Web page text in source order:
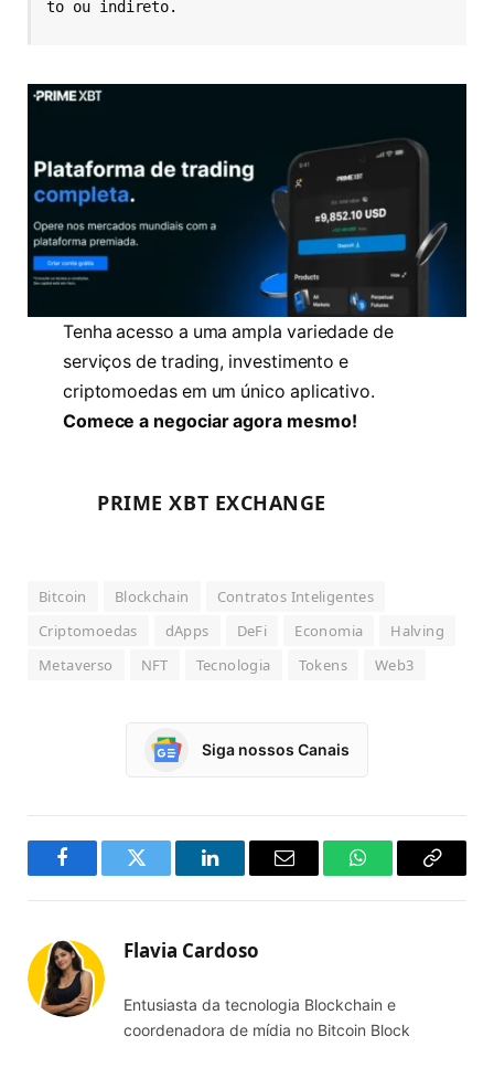
to ou indireto.
Tenha acesso a uma ampla variedade de
serviços de trading, investimento e
criptomoedas em um único aplicativo.
Comece a negociar agora mesmo!
PRIME XBT EXCHANGE
Bitcoin Blockchain
Contratos Inteligentes
Criptomoedas
dApps DeFi Economia
Halving
Metaverso
NFT Tecnologia Tokens Web3
Siga nossos Canais
FacebookTwitter LinkedInEmail WhatsAppCopy
Flavia Cardoso
Entusiasta da tecnologia Blockchain e
coordenadora de mídia no Bitcoin Block